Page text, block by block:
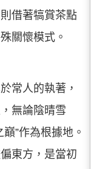
借著犒賞茶點
關懷模式。
常人的執著，
無論陰晴雪
”作為根據地。
偏東方，是當初